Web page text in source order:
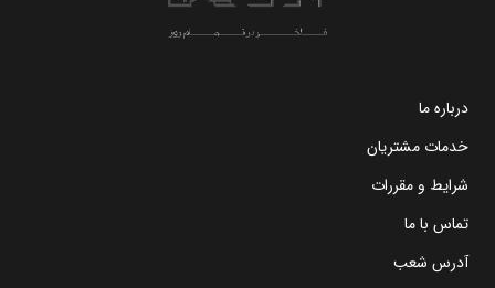
درباره ما
خدمات مشتریان
شرایط و مقررات
تماس با ما
آدرس شعب